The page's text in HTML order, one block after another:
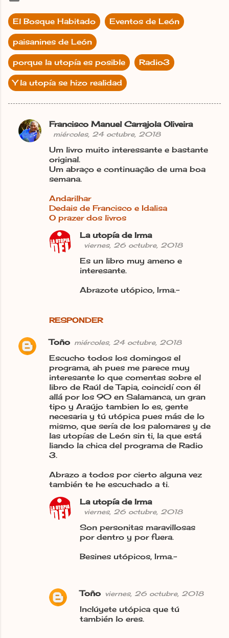
El Bosque Habitado Eventos de León
paisanines de León
porque la utopía es posible Radio3
Y la utopía se hizo realidad
C
o
Francisco Manuel Carrajola Oliveira
miércoles, 24 octubre, 2018
Um livro muito interessante e bastante
original.
Um abraço e continuação de uma boa
semana.
Andarilhar
Dedais de Francisco e Idalisa
O prazer dos livros
RESPONDER
La utopía de Irma
viernes, 26 octubre, 2018
Es un libro muy ameno e
interesante.
Abrazote utópico, Irma.-
Toño miércoles, 24 octubre, 2018
Escucho todos los domingos el
programa, ah pues me parece muy
interesante lo que comentas sobre el
libro de Raúl de Tapia, coincidí con él
allá por los 90 en Salamanca, un gran
tipo y Araújo tambien lo es, gente
necesaria y tú utópica pues más de lo
mismo, que sería de los palomares y de
las utopías de León sin ti, la que está
liando la chica del programa de Radio
3.
Abrazo a todos por cierto alguna vez
también te he escuchado a ti.
La utopía de Irma
viernes, 26 octubre, 2018
Son personitas maravillosas
por dentro y por fuera.
Besines utópicos, Irma.-
Toño viernes, 26 octubre, 2018
Inclúyete utópica que tú
también lo eres.